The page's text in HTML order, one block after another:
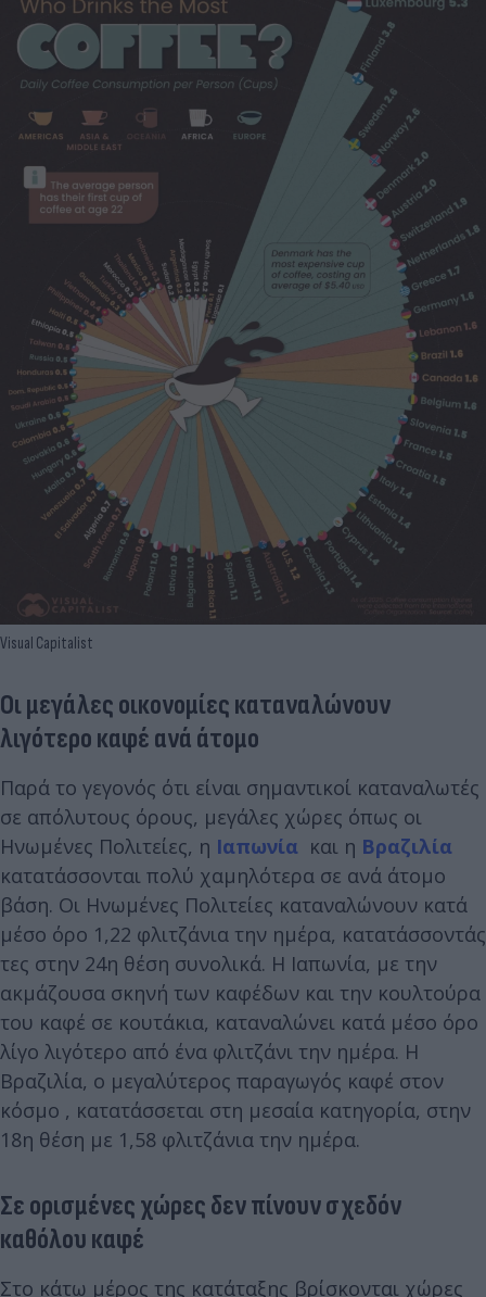
Visual Capitalist
Οι μεγάλες οικονομίες καταναλώνουν
λιγότερο καφέ ανά άτομο
Παρά το γεγονός ότι είναι σημαντικοί καταναλωτές
σε απόλυτους όρους, μεγάλες χώρες όπως οι
Ηνωμένες Πολιτείες, η Ιαπωνία και η Βραζιλία
κατατάσσονται πολύ χαμηλότερα σε ανά άτομο
βάση. Οι Ηνωμένες Πολιτείες καταναλώνουν κατά
μέσο όρο 1,22 φλιτζάνια την ημέρα, κατατάσσοντάς
τες στην 24η θέση συνολικά. Η Ιαπωνία, με την
ακμάζουσα σκηνή των καφέδων και την κουλτούρα
του καφέ σε κουτάκια, καταναλώνει κατά μέσο όρο
λίγο λιγότερο από ένα φλιτζάνι την ημέρα. Η
Βραζιλία, ο μεγαλύτερος παραγωγός καφέ στον
κόσμο , κατατάσσεται στη μεσαία κατηγορία, στην
18η θέση με 1,58 φλιτζάνια την ημέρα.
Σε ορισμένες χώρες δεν πίνουν σχεδόν
καθόλου καφέ
Στο κάτω μέρος της κατάταξης βρίσκονται χώρες